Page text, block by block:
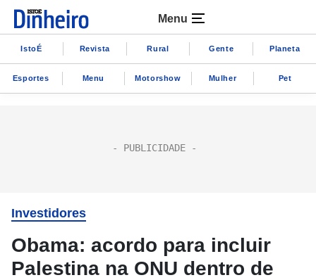
Menu
IstoÉ Revista Rural Gente Planeta
Esportes Menu Motorshow Mulher Pet
Investidores
Obama: acordo para incluir
Palestina na ONU dentro de